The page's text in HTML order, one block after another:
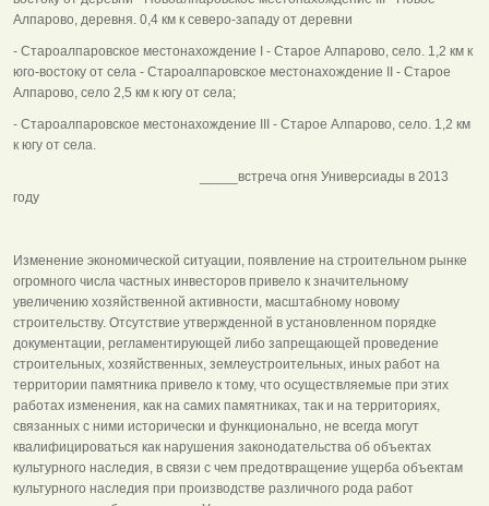
Алпарово, деревня. 0,4 км к северо-западу от деревни
- Староалпаровское местонахождение I - Старое Алпарово, село. 1,2 км к
юго-востоку от села - Староалпаровское местонахождение II - Старое
Алпарово, село 2,5 км к югу от села;
- Староалпаровское местонахождение III - Старое Алпарово, село. 1,2 км
к югу от села.
_____встреча огня Универсиады в 2013
году
Изменение экономической ситуации, появление на строительном рынке
огромного числа частных инвесторов привело к значительному
увеличению хозяйственной активности, масштабному новому
строительству. Отсутствие утвержденной в установленном порядке
документации, регламентирующей либо запрещающей проведение
строительных, хозяйственных, землеустроительных, иных работ на
территории памятника привело к тому, что осуществляемые при этих
работах изменения, как на самих памятниках, так и на территориях,
связанных с ними исторически и функционально, не всегда могут
квалифицироваться как нарушения законодательства об объектах
культурного наследия, в связи с чем предотвращение ущерба объектам
культурного наследия при производстве различного рода работ